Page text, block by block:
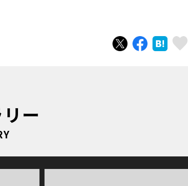
ツイートシェア はてブ
ー